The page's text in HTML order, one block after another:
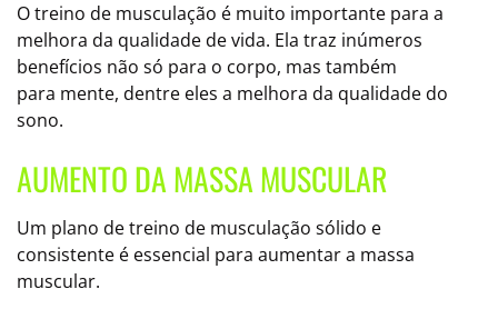
O treino de musculação é muito importante para a
melhora da qualidade de vida. Ela traz inúmeros
benefícios não só para o corpo, mas também
para mente, dentre eles a melhora da qualidade do
sono.
AUMENTO DA MASSA MUSCULAR
Um plano de treino de musculação sólido e
consistente é essencial para aumentar a massa
muscular.